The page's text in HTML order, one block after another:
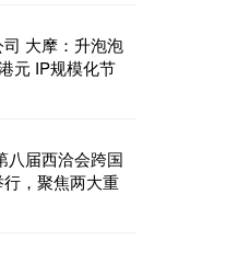
大摩：升泡泡
元 IP规模化节
八届西洽会跨国
，聚焦两大重